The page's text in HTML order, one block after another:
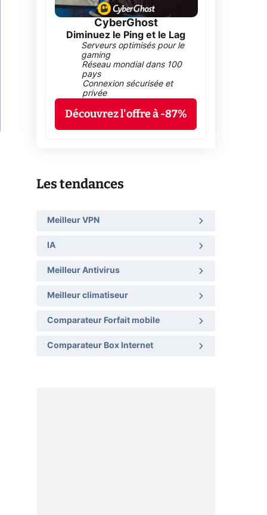
CyberGhost
Diminuez le Ping et le Lag
Serveurs optimisés pour le
gaming
Réseau mondial dans 100
pays
Connexion sécurisée et
privée
Découvrez l'offre à -87%
Les tendances
Meilleur VPN
IA
Meilleur Antivirus
Meilleur climatiseur
Comparateur Forfait mobile
Comparateur Box Internet